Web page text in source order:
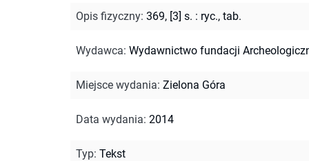
Opis fizyczny: 369, [3] s. : ryc., tab.
Wydawca: Wydawnictwo fundacji
Miejsce wydania: Zielona Góra
Data wydania: 2014
Typ: Tekst